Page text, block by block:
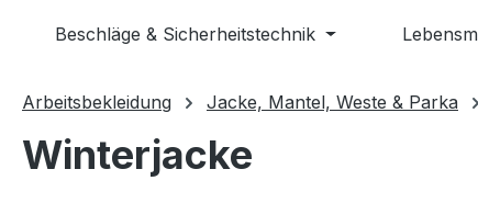
Beschläge & Sicherheitstechnik
Arbeitsbekleidung Jacke, Mantel, Weste & Parka
Winterjacke